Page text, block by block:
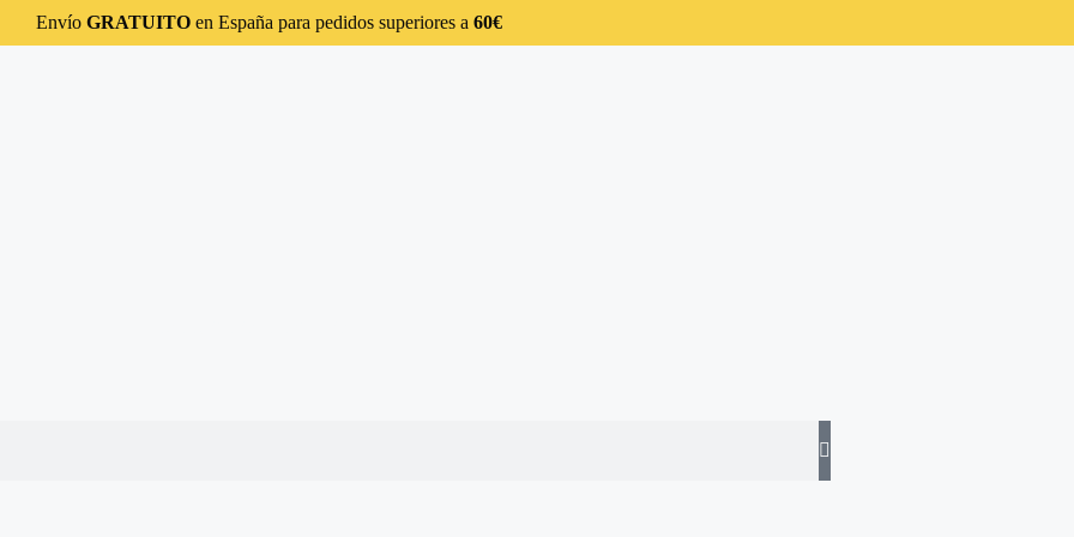
Envío GRATUITOen España para pedidos superiores a 60€